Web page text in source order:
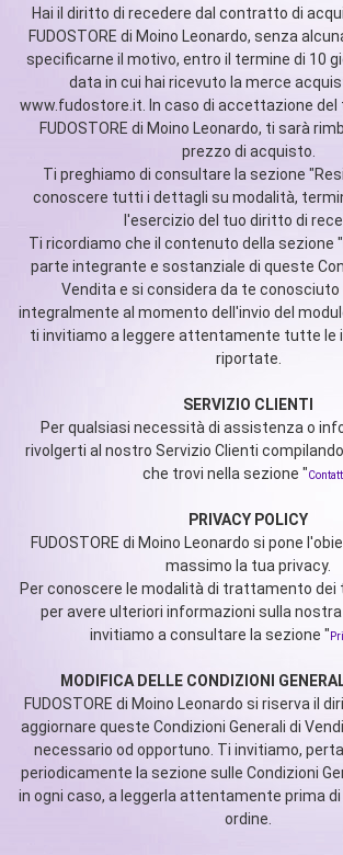
Hai il diritto di recedere dal contratto di
FUDOSTORE di Moino Leonardo, senza
specificarne il motivo, entro il termine di 10
data in cui hai ricevuto la merce
www.fudostore.it. In caso di accettazione del
FUDOSTORE di Moino Leonardo, ti sarà
prezzo di acquisto.
Ti preghiamo di consultare la sezione
conoscere tutti i dettagli su modalità,
l'esercizio del tuo diritto di
Ti ricordiamo che il contenuto della sezione
parte integrante e sostanziale di queste
Vendita e si considera da te
integralmente al momento dell'invio del
ti invitiamo a leggere attentamente tutte le
riportate.
SERVIZIO CLIENTI
Per qualsiasi necessità di assistenza o
rivolgerti al nostro Servizio Clienti
che trovi nella sezione "
PRIVACY POLICY
FUDOSTORE di Moino Leonardo si pone
massimo la tua privacy.
Per conoscere le modalità di trattamento dei
per avere ulteriori informazioni sulla nostra
invitiamo a consultare la sezione "
MODIFICA DELLE CONDIZIONI
FUDOSTORE di Moino Leonardo si riserva il
aggiornare queste Condizioni Generali di
necessario od opportuno. Ti invitiamo,
periodicamente la sezione sulle Condizioni
in ogni caso, a leggerla attentamente prima
ordine.